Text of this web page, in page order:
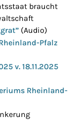
braucht
(Audio)
Pfalz
v. 18.11.2025
Rheinland-